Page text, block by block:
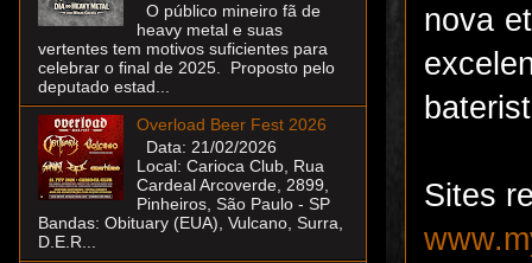
nova
Sites
O público mineiro fã de
heavy metal e suas
vertentes tem motivos suficientes para
celebrar o final de 2025. Proposto pelo
deputado estad...
Overload Beer Fest 2026
Data: 21/02/2026
Local: Carioca Club, Rua
Cardeal Arcoverde, 2899,
Pinheiros, São Paulo - SP
Bandas: Obituary (EUA), Vulcano, Surra,
D.E.R...